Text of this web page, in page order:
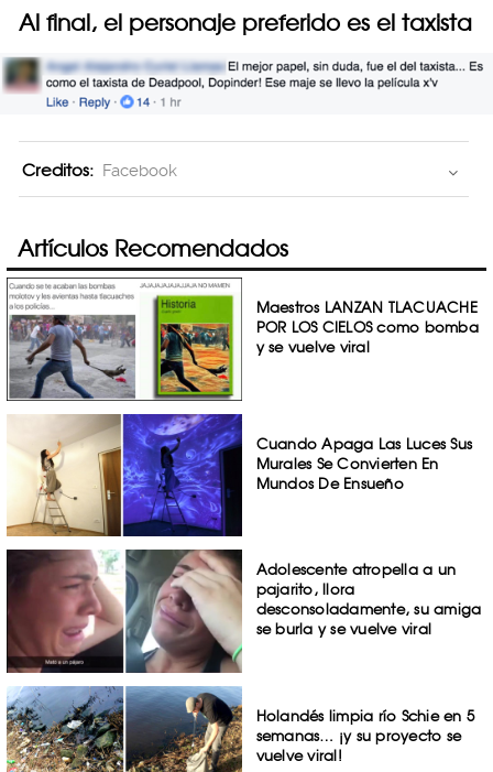
Al final, el personaje preferido es el taxista
Creditos: Facebook
Artículos Recomendados
Maestros LANZAN TLACUACHE
POR LOS CIELOS como bomba
y se vuelve viral
Cuando Apaga Las Luces Sus
Murales Se Convierten En
Mundos De Ensueño
Adolescente atropella a un
pajarito, llora
desconsoladamente, su amiga
se burla y se vuelve viral
Holandés limpia río Schie en 5
semanas… ¡y su proyecto se
vuelve viral!